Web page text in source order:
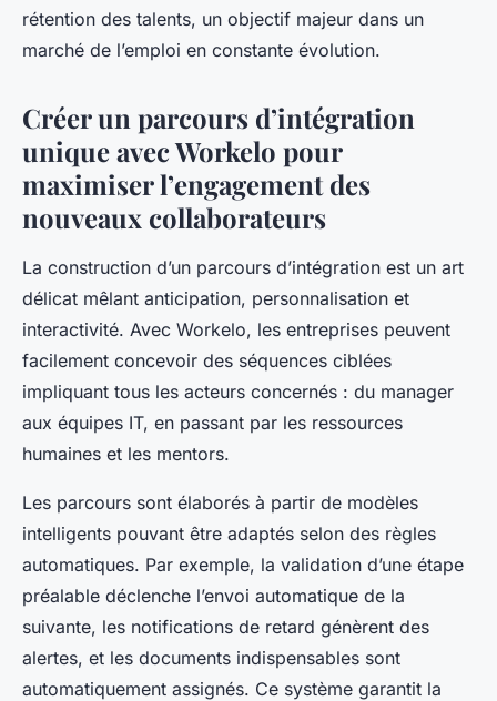
rétention des talents, un objectif majeur dans un
marché de l’emploi en constante évolution.
Créer un parcours d’intégration
unique avec Workelo pour
maximiser l’engagement des
nouveaux collaborateurs
La construction d’un parcours d’intégration est un art
délicat mêlant anticipation, personnalisation et
interactivité. Avec Workelo, les entreprises peuvent
facilement concevoir des séquences ciblées
impliquant tous les acteurs concernés : du manager
aux équipes IT, en passant par les ressources
humaines et les mentors.
Les parcours sont élaborés à partir de modèles
intelligents pouvant être adaptés selon des règles
automatiques. Par exemple, la validation d’une étape
préalable déclenche l’envoi automatique de la
suivante, les notifications de retard génèrent des
alertes, et les documents indispensables sont
automatiquement assignés. Ce système garantit la